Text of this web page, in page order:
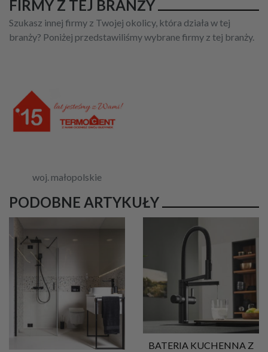
FIRMY Z TEJ BRANŻY
Szukasz innej firmy z Twojej okolicy, która działa w tej
branży? Poniżej przedstawiliśmy wybrane firmy z tej branży.
woj. małopolskie
PODOBNE ARTYKUŁY
BATERIA KUCHENNA Z